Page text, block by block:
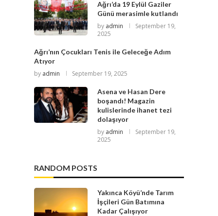
Ağrı’da 19 Eylül Gaziler
Günü merasimle kutlandı
by admin
September 19,
2025
Ağrı’nın Çocukları Tenis ile Geleceğe Adım
Atıyor
by admin September 19, 2025
Asena ve Hasan Dere
boşandı! Magazin
kulislerinde ihanet tezi
dolaşıyor
by admin
September 19,
2025
RANDOM POSTS
Yakınca Köyü’nde Tarım
İşçileri Gün Batımına
Kadar Çalışıyor